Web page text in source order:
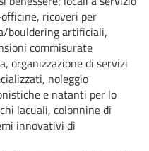
ricoveri per
bouldering artificiali,
commisurate
organizzazione di servizi
noleggio
e natanti per lo
lacuali, colonnine di
innovativi di